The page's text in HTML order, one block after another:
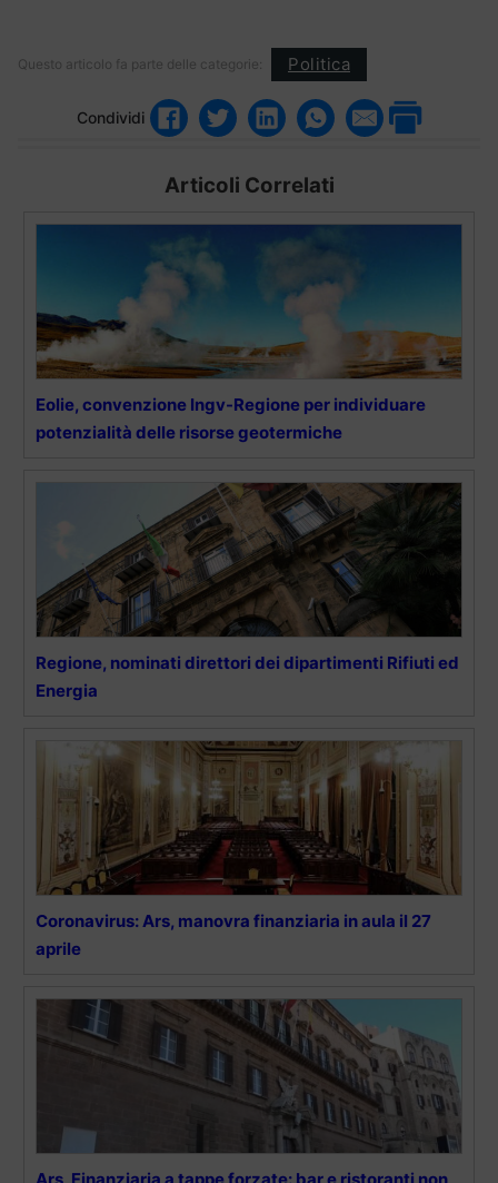
Questo articolo fa parte delle categorie: Politica
Condividi
Articoli Correlati
Eolie, convenzione Ingv-Regione per individuare
potenzialità delle risorse geotermiche
Regione, nominati direttori dei dipartimenti Rifiuti ed
Energia
Coronavirus: Ars, manovra finanziaria in aula il 27
aprile